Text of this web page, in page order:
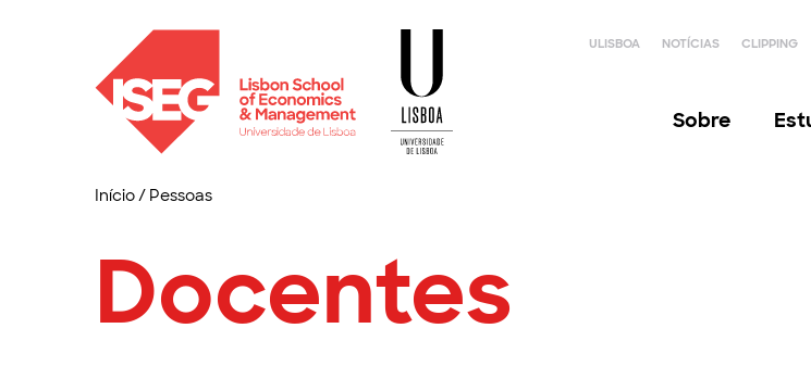
ULISBOA NOTÍCIAS CLIPPING
Sobre
Início/ Pessoas
Docentes